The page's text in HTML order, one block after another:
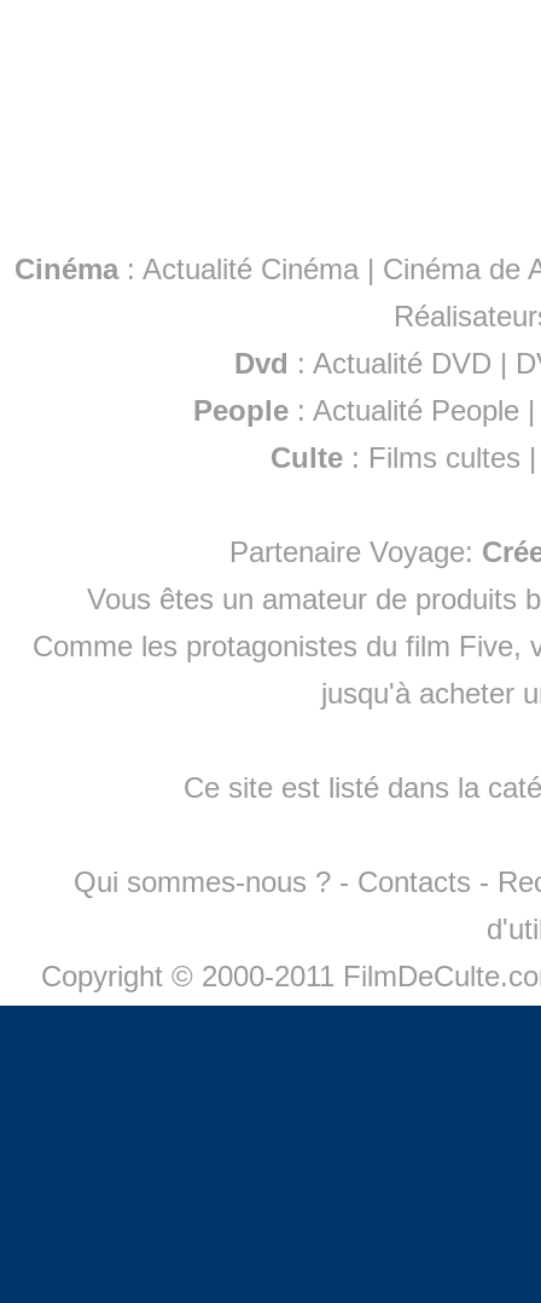
Cinéma: Actualité Cinéma | Cinéma de
Dvd : Actualité DVD |
People :Actualité People
Culte : Films cultes
Partenaire Voyage:
Vous êtes un amateur de produits
Comme les protagonistes du film Five,
jusqu'à acheter
Ce site est listé dans la
Qui sommes-nous ? - Contacts -
Copyright © 2000-2011